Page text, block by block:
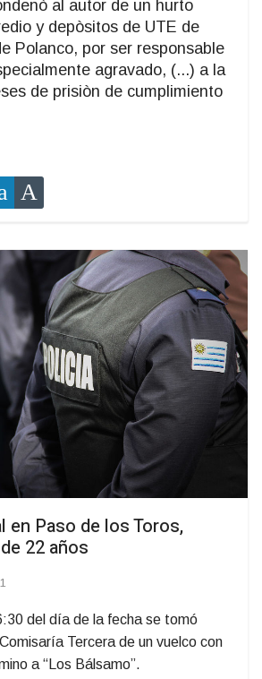
al autor de un hurto
y depòsitos de UTE de
Polanco, por ser responsable
agravado, (...) a la
de prisiòn de cumplimiento
en Paso de los Toros,
22 años
del día de la fecha se tomó
Tercera de un vuelco con
a “Los Bálsamo”.